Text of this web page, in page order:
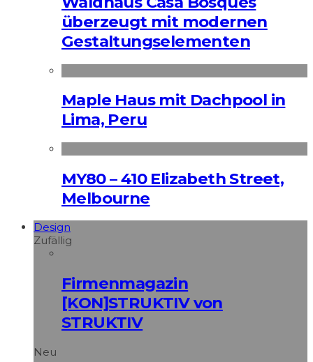
überzeugt mit modernen
Gestaltungselementen
Maple Haus mit Dachpool in
Lima, Peru
MY80 – 410 Elizabeth Street,
Melbourne
Design
Zufällig
Firmenmagazin
[KON]STRUKTIV von
STRUKTIV
Neu